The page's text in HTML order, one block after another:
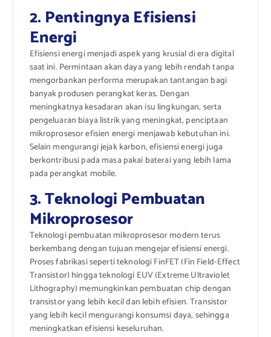
2. Pentingnya Efisiensi
Energi
Efisiensi energi menjadi aspek yang krusial di era digital
saat ini. Permintaan akan daya yang lebih rendah tanpa
mengorbankan performa merupakan tantangan bagi
banyak produsen perangkat keras. Dengan
meningkatnya kesadaran akan isu lingkungan, serta
pengeluaran biaya listrik yang meningkat, penciptaan
mikroprosesor efisien energi menjawab kebutuhan ini.
Selain mengurangi jejak karbon, efisiensi energi juga
berkontribusi pada masa pakai baterai yang lebih lama
pada perangkat mobile.
3. Teknologi Pembuatan
Mikroprosesor
Teknologi pembuatan mikroprosesor modern terus
berkembang dengan tujuan mengejar efisiensi energi.
Proses fabrikasi seperti teknologi FinFET (Fin Field-Effect
Transistor) hingga teknologi EUV (Extreme Ultraviolet
Lithography) memungkinkan pembuatan chip dengan
transistor yang lebih kecil dan lebih efisien. Transistor
yang lebih kecil mengurangi konsumsi daya, sehingga
meningkatkan efisiensi keseluruhan.